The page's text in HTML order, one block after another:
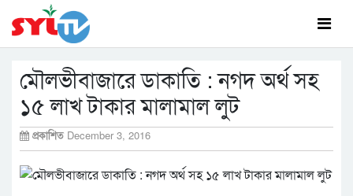
মৌলভীবাজারে ডাকাতি : নগদ অর্থ সহ
১৫ লাখ টাকার মালামাল লুট
প্রকাশিত December 3, 2016